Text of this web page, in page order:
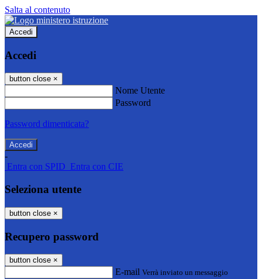
Salta al contenuto
Accedi
Accedi
button close ×
Nome Utente
Password
Password dimenticata?
-
Entra con SPID Entra con CIE
Seleziona utente
button close ×
Recupero password
button close ×
E-mail Verrà inviato un messaggio